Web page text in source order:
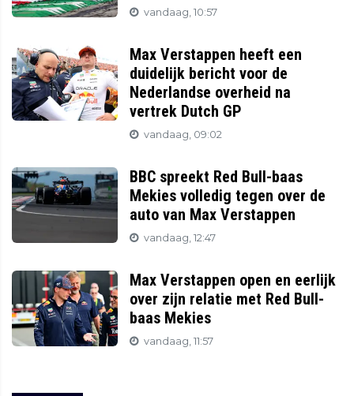
vandaag, 10:57
Max Verstappen heeft een
duidelijk bericht voor de
Nederlandse overheid na
vertrek Dutch GP
vandaag, 09:02
BBC spreekt Red Bull-baas
Mekies volledig tegen over de
auto van Max Verstappen
vandaag, 12:47
Max Verstappen open en eerlijk
over zijn relatie met Red Bull-
baas Mekies
vandaag, 11:57